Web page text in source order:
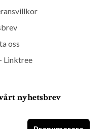
oss
Linktree
nyhetsbrev